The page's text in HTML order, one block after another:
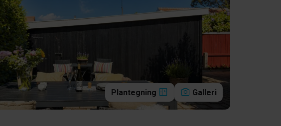
Plantegning Galleri